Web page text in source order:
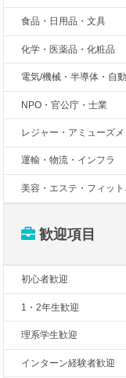
食品・日用品・文具
化学・医薬品・化粧品
電気/機械・半導体・自
NPO・官公庁・士業
レジャー・アミューズメ
運輸・物流・インフラ
美容・エステ・フィット
歓迎項目
初心者歓迎
1・2年生歓迎
理系学生歓迎
インターン経験者歓迎